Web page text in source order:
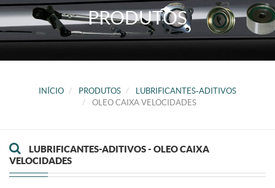
PRODUTOS
INÍCIO PRODUTOS
LUBRIFICANTES-ADITIVOS
OLEO CAIXA VELOCIDADES
LUBRIFICANTES-ADITIVOS - OLEO CAIXA
VELOCIDADES